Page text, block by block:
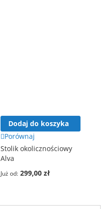
Dodaj do koszyka
Porównaj
Stolik okolicznościowy
Alva
Już od 299,00 zł